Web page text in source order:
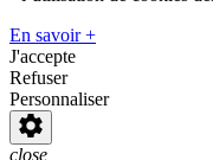
En savoir +
J'accepte
Refuser
Personnaliser
close